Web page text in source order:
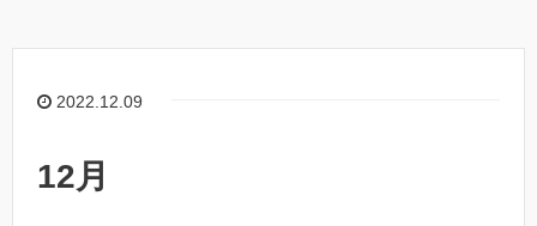
2022.12.09
12月